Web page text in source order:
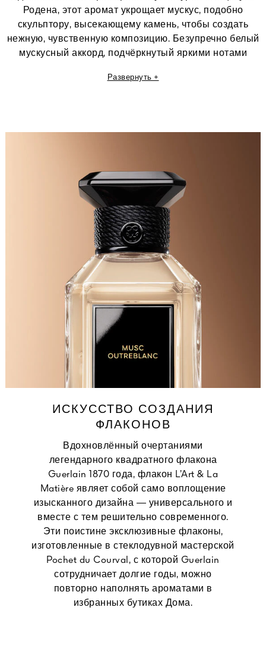
Родена, этот аромат укрощает мускус, подобно
скульптору, высекающему камень, чтобы создать
нежную, чувственную композицию. Безупречно белый
мускусный аккорд, подчёркнутый яркими нотами
Развернуть +
ИСКУССТВО СОЗДАНИЯ
ФЛАКОНОВ
Вдохновлённый очертаниями
легендарного квадратного флакона
Guerlain 1870 года, флакон L’Art & La
Matière являет собой само воплощение
изысканного дизайна — универсального и
вместе с тем решительно современного.
Эти поистине эксклюзивные флаконы,
изготовленные в стеклодувной мастерской
Pochet du Courval, с которой Guerlain
сотрудничает долгие годы, можно
повторно наполнять ароматами в
избранных бутиках Дома.